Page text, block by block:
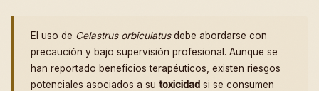
El uso de Celastrus orbiculatusdebe abordarse con
precaución y bajo supervisión profesional. Aunque se
han reportado beneficios terapéuticos, existen riesgos
potenciales asociados a su toxicidad si se consumen